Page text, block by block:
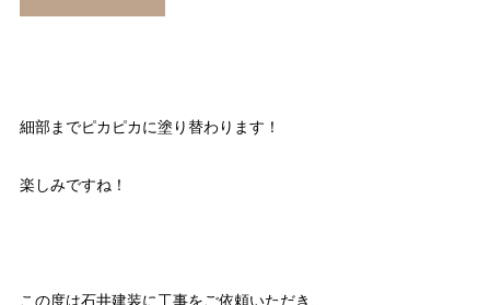
細部までピカピカに塗り替わります！
楽しみですね！
この度は石井建装に工事をご依頼いただき、